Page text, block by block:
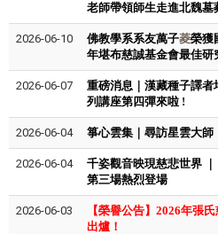
老師帶領師生走進北魏墓
2026-06-10 佛教學系系友萬子菱榮獲
年堪布慈誠基金會最佳研
2026-06-07
重磅消息｜漢藏種子譯者
列講座第四彈來啦 !
2026-06-04 箏心雲集｜尋訪星雲大師
2026-06-04 千姿觀音映現慈悲世界
第三場熱烈登場
2026-06-03
【榮譽公告】2026年張
出爐！